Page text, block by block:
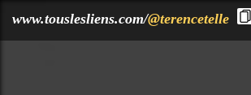
www.touslesliens.com/@terencetelle